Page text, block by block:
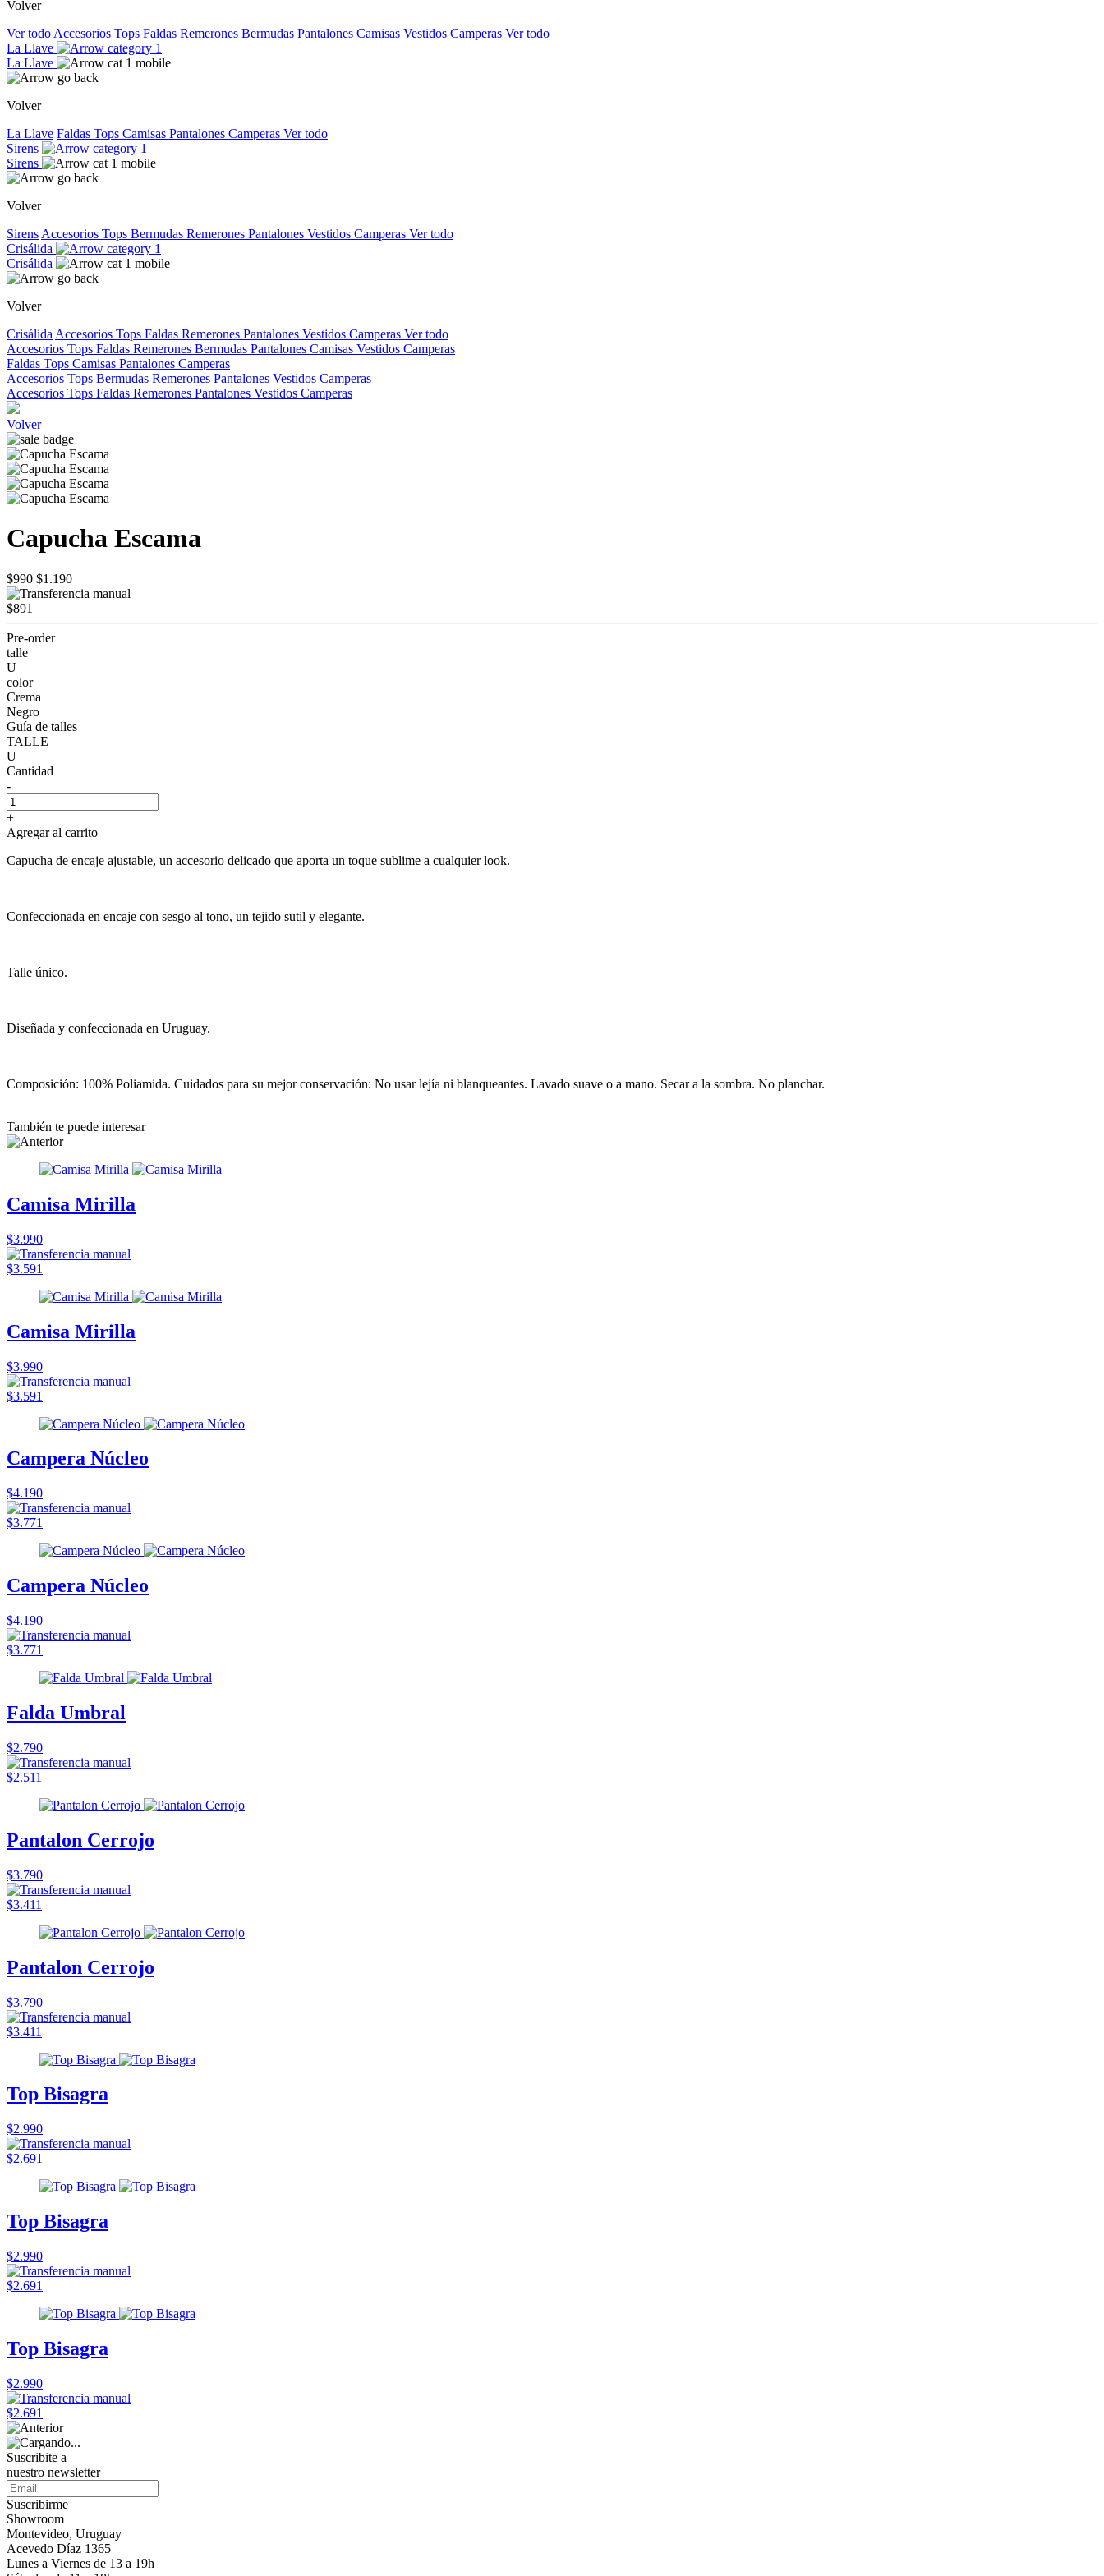
Volver
Ver todo Accesorios Tops Faldas Remerones Bermudas Pantalones Camisas Vestidos Camperas Ver todo
La Llave
La Llave
Volver
La Llave Faldas Tops Camisas Pantalones Camperas Ver todo
Sirens
Sirens
Volver
Sirens Accesorios Tops Bermudas Remerones Pantalones Vestidos Camperas Ver todo
Crisálida
Crisálida
Volver
Crisálida Accesorios Tops Faldas Remerones Pantalones Vestidos Camperas Ver todo
Accesorios Tops Faldas Remerones Bermudas Pantalones Camisas Vestidos Camperas
Faldas Tops Camisas Pantalones Camperas
Accesorios Tops Bermudas Remerones Pantalones Vestidos Camperas
Accesorios Tops Faldas Remerones Pantalones Vestidos Camperas
Volver
Capucha Escama
$990 $1.190
$891
Pre-order
talle
U
color
Crema
Negro
Guía de talles
TALLE
U
Cantidad
-
+
Agregar al carrito
Capucha de encaje ajustable, un accesorio delicado que aporta un toque sublime a cualquier look.
Confeccionada en encaje con sesgo al tono, un tejido sutil y elegante.
Talle único.
Diseñada y confeccionada en Uruguay.
Composición: 100% Poliamida. Cuidados para su mejor conservación: No usar lejía ni blanqueantes. Lavado suave o a mano. Secar a la sombra. No planchar.
También te puede interesar
Camisa Mirilla
$3.990
$3.591
Camisa Mirilla
$3.990
$3.591
Campera Núcleo
$4.190
$3.771
Campera Núcleo
$4.190
$3.771
Falda Umbral
$2.790
$2.511
Pantalon Cerrojo
$3.790
$3.411
Pantalon Cerrojo
$3.790
$3.411
Top Bisagra
$2.990
$2.691
Top Bisagra
$2.990
$2.691
Top Bisagra
$2.990
$2.691
Suscribite a
nuestro newsletter
Suscribirme
Showroom
Montevideo, Uruguay
Acevedo Díaz 1365
Lunes a Viernes de 13 a 19h